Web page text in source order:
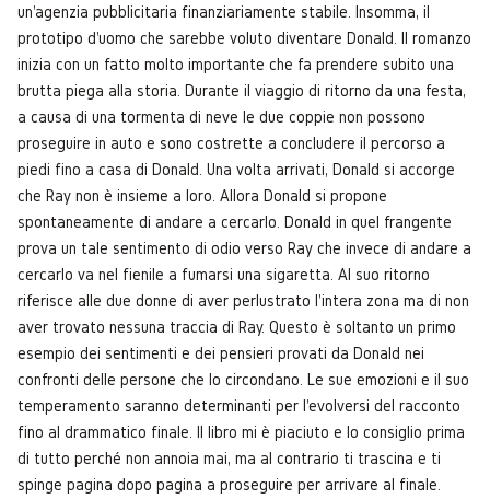
un'agenzia pubblicitaria finanziariamente stabile. Insomma, il
prototipo d'uomo che sarebbe voluto diventare Donald. Il romanzo
inizia con un fatto molto importante che fa prendere subito una
brutta piega alla storia. Durante il viaggio di ritorno da una festa,
a causa di una tormenta di neve le due coppie non possono
proseguire in auto e sono costrette a concludere il percorso a
piedi fino a casa di Donald. Una volta arrivati, Donald si accorge
che Ray non è insieme a loro. Allora Donald si propone
spontaneamente di andare a cercarlo. Donald in quel frangente
prova un tale sentimento di odio verso Ray che invece di andare a
cercarlo va nel fienile a fumarsi una sigaretta. Al suo ritorno
riferisce alle due donne di aver perlustrato l'intera zona ma di non
aver trovato nessuna traccia di Ray. Questo è soltanto un primo
esempio dei sentimenti e dei pensieri provati da Donald nei
confronti delle persone che lo circondano. Le sue emozioni e il suo
temperamento saranno determinanti per l'evolversi del racconto
fino al drammatico finale. Il libro mi è piaciuto e lo consiglio prima
di tutto perché non annoia mai, ma al contrario ti trascina e ti
spinge pagina dopo pagina a proseguire per arrivare al finale.